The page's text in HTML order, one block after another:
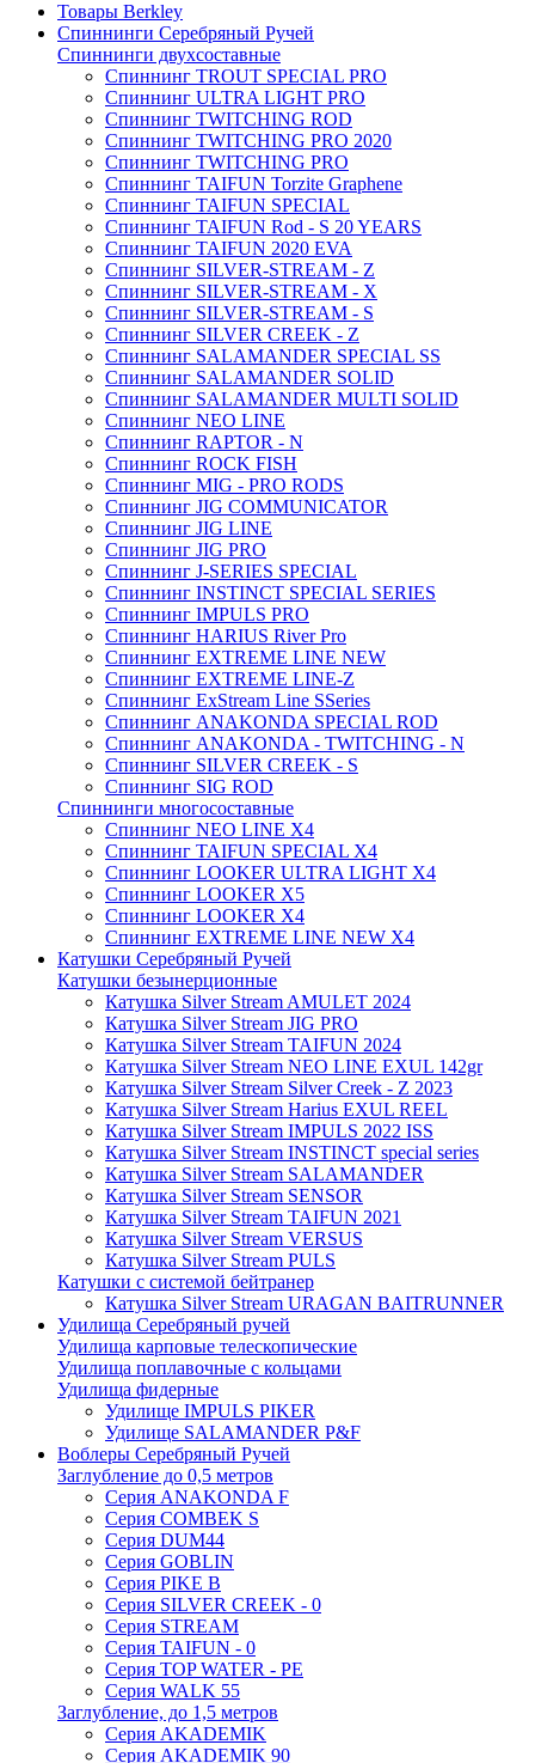
Товары Berkley
Спиннинги Серебряный Ручей
Спиннинги двухсоставные
Спиннинг TROUT SPECIAL PRO
Спиннинг ULTRA LIGHT PRO
Спиннинг TWITCHING ROD
Спиннинг TWITCHING PRO 2020
Спиннинг TWITCHING PRO
Спиннинг TAIFUN Torzite Graphene
Спиннинг TAIFUN SPECIAL
Спиннинг TAIFUN Rod - S 20 YEARS
Спиннинг TAIFUN 2020 EVA
Спиннинг SILVER-STREAM - Z
Спиннинг SILVER-STREAM - X
Спиннинг SILVER-STREAM - S
Спиннинг SILVER CREEK - Z
Спиннинг SALAMANDER SPECIAL SS
Спиннинг SALAMANDER SOLID
Спиннинг SALAMANDER MULTI SOLID
Спиннинг NEO LINE
Спиннинг RAPTOR - N
Спиннинг ROCK FISH
Спиннинг MIG - PRO RODS
Спиннинг JIG COMMUNICATOR
Спиннинг JIG LINE
Спиннинг JIG PRO
Спиннинг J-SERIES SPECIAL
Спиннинг INSTINCT SPECIAL SERIES
Спиннинг IMPULS PRO
Спиннинг HARIUS River Pro
Спиннинг EXTREME LINE NEW
Спиннинг EXTREME LINE-Z
Спиннинг ExStream Line SSeries
Спиннинг ANAKONDA SPECIAL ROD
Спиннинг ANAKONDA - TWITCHING - N
Спиннинг SILVER CREEK - S
Спиннинг SIG ROD
Спиннинги многосоставные
Спиннинг NEO LINE X4
Спиннинг TAIFUN SPECIAL X4
Спиннинг LOOKER ULTRA LIGHT X4
Спиннинг LOOKER X5
Спиннинг LOOKER X4
Спиннинг EXTREME LINE NEW X4
Катушки Серебряный Ручей
Катушки безынерционные
Катушка Silver Stream AMULET 2024
Катушка Silver Stream JIG PRO
Катушка Silver Stream TAIFUN 2024
Катушка Silver Stream NEO LINE EXUL 142gr
Катушка Silver Stream Silver Creek - Z 2023
Катушка Silver Stream Harius EXUL REEL
Катушка Silver Stream IMPULS 2022 ISS
Катушка Silver Stream INSTINCT special series
Катушка Silver Stream SALAMANDER
Катушка Silver Stream SENSOR
Катушка Silver Stream TAIFUN 2021
Катушка Silver Stream VERSUS
Катушка Silver Stream PULS
Катушки с системой бейтранер
Катушка Silver Stream URAGAN BAITRUNNER
Удилища Серебряный ручей
Удилища карповые телескопические
Удилища поплавочные с кольцами
Удилища фидерные
Удилище IMPULS PIKER
Удилище SALAMANDER P&F
Воблеры Серебряный Ручей
Заглубление до 0,5 метров
Серия ANAKONDA F
Серия COMBEK S
Серия DUM44
Серия GOBLIN
Серия PIKE B
Серия SILVER CREEK - 0
Серия STREAM
Серия TAIFUN - 0
Серия TOP WATER - PE
Серия WALK 55
Заглубление, до 1,5 метров
Серия AKADEMIK
Серия AKADEMIK 90